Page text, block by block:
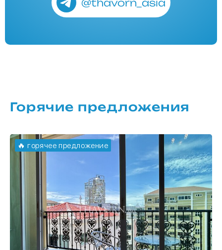
@thavorn_asia
Горячие предложения
🔥 горячее предложение